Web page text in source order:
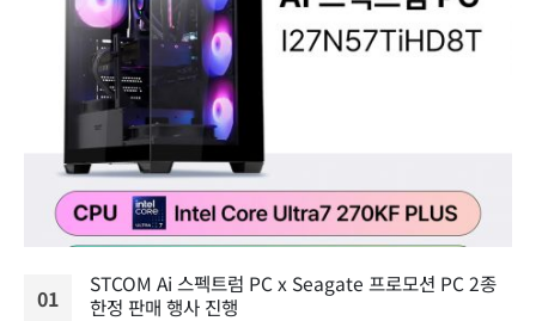
01
STCOM Ai 스펙트럼 PC x Seagate 프로모션 PC 2종
한정 판매 행사 진행